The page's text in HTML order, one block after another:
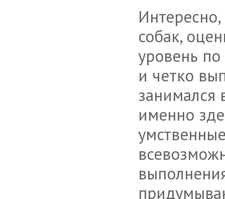
собак,
уровень по
и четко
занимался
именно